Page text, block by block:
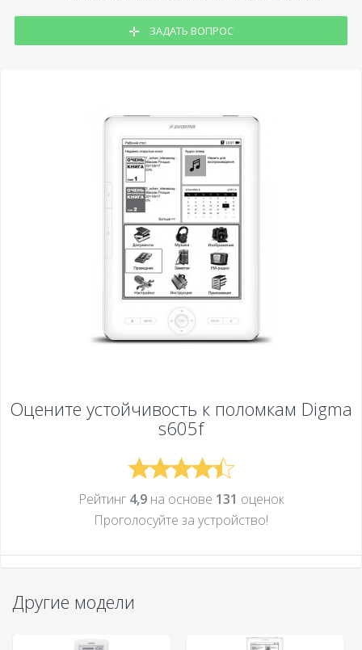
ЗАДАТЬ ВОПРОС
Оцените устойчивость к поломкам Digma
s605f
Рейтинг 4,9на основе 131 оценок
Проголосуйте за устройcтво!
Другие модели